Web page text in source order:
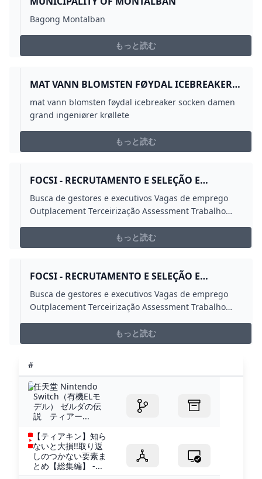
Bagong Montalban
もっと読む
MAT VANN BLOMSTEN FØYDAL ICEBREAKER
SOCKEN DAMEN GRAND INGENIØRER
KRØLLETE
mat vann blomsten føydal icebreaker socken damen
grand ingeniører krøllete
もっと読む
FOCSI - RECRUTAMENTO E SELEÇÃO E
SERVIÇOS DE RH PARA LONDRINA E REGIÃO
Busca de gestores e executivos Vagas de emprego
Outplacement Terceirização Assessment Trabalho
もっと読む
FOCSI - RECRUTAMENTO E SELEÇÃO E
SERVIÇOS DE RH PARA LONDRINA E REGIÃO
Busca de gestores e executivos Vagas de emprego
Outplacement Terceirização Assessment Trabalho
もっと読む
#
任天堂 Nintendo
Switch（有機ELモ
デル） ゼルダの伝
説 ティアー...
【ティアキン】知ら
ないと大損!!取り返
しのつかない要素ま
とめ【総集編】 -...